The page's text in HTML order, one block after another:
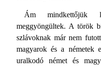
Ám mindkettőjük
meggyöngültek. A török
szlávoknak már nem
magyarok és a németek
uralkodó német és